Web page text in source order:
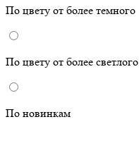
По цвету от более темного
По цвету от более светлого
По новинкам